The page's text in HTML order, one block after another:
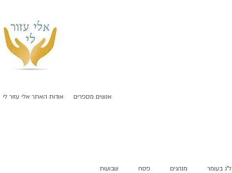
אודות האתר אלי עזור לי אנשים מספרים
ל"ג בעומר מנהגים פסח שבועות